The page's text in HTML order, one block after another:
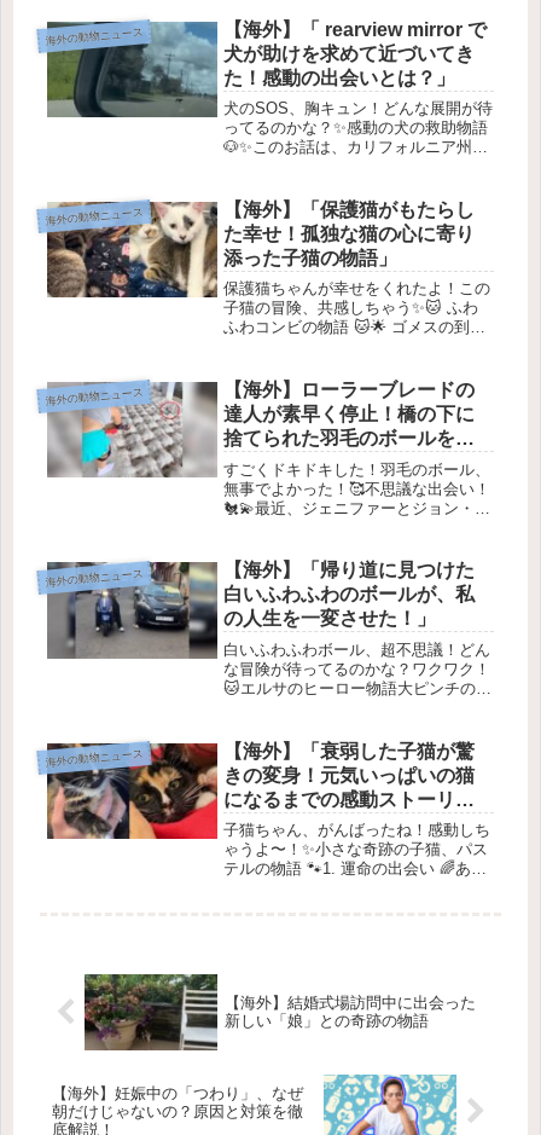
供たちにサプライズのプレゼントをし
ました。それは、いつも望んでいた
可...
海外の動物ニュース
【海外】「 rearview mirror で
犬が助けを求めて近づいてき
た！感動の出会いとは？」
犬のSOS、胸キュン！どんな展開が待
ってるのかな？✨感動の犬の救助物語
🐶✨このお話は、カリフォルニア州フ
ドッグレスキューのダイアン・アウエ
ルトさんがどのようにして、たくさ
ん...
海外の動物ニュース
【海外】「保護猫がもたらし
た幸せ！孤独な猫の心に寄り
添った子猫の物語」
保護猫ちゃんが幸せをくれたよ！この
子猫の冒険、共感しちゃう✨🐱 ふわ
ふわコンビの物語 🐱🌟 ゴメスの到着
キュー・キトンズ にやってきまし
た！彼は新しい未来を求めているとっ
て...
海外の動物ニュース
【海外】ローラーブレードの
達人が素早く停止！橋の下に
捨てられた羽毛のボールを救
う感動の瞬間
すごくドキドキした！羽毛のボール、
無事でよかった！🥰不思議な出会い！
🐔💫最近、ジェニファーとジョン・リ
たの。何があったのかと思ったら、な
んと橋の下に「鶏がいる！」って言い
出...
海外の動物ニュース
【海外】「帰り道に見つけた
白いふわふわのボールが、私
の人生を一変させた！」
白いふわふわボール、超不思議！どん
な冒険が待ってるのかな？ワクワク！
🐱エルサのヒーロー物語大ピンチの白
いました。 🐾車の下に隠れていた彼
女は、まさに危険な箇所にいて、助か
る...
海外の動物ニュース
【海外】「衰弱した子猫が驚
きの変身！元気いっぱいの猫
になるまでの感動ストーリ
ー」
子猫ちゃん、がんばったね！感動しち
ゃうよ〜！✨小さな奇跡の子猫、パス
テルの物語 🐾1. 運命の出会い 🌈ある
【海外】結婚式場訪問中に出会った
新しい「娘」との奇跡の物語
【海外】妊娠中の「つわり」、なぜ
朝だけじゃないの？原因と対策を徹
底解説！